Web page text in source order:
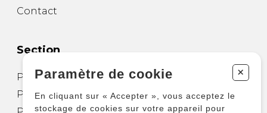
Contact
Section
Partitions pour guitare
Partitions pour autres instruments
Paramètre de cookie +
En cliquant sur « Accepter », vous acceptez le
stockage de cookies sur votre appareil pour